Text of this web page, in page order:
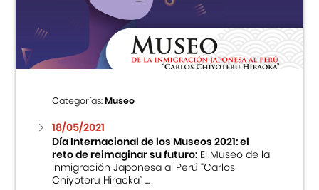
Centro Cultural Peruano Japonés
Cursos
Museo de la Inmigración Japonesa
Fondo Editorial
Teatro Peruano Japonés
Categorías:Museo
18/05/2021
Día Internacional de los Museos 2021: el
reto de reimaginar su futuro:El Museo de la
Inmigración Japonesa al Perú “Carlos
Chiyoteru Hiraoka” ...